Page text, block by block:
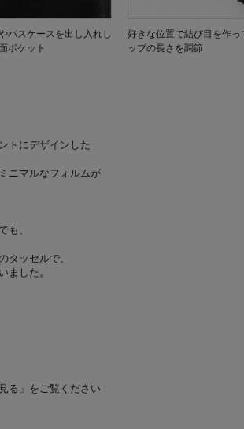
パスケースを出し入れし
ポケット
好きな位置で結び目を作っ
ップの長さを調節
トにデザインした
ニマルなフォルムが
も、
タッセルで、
ました。
る」をご覧ください